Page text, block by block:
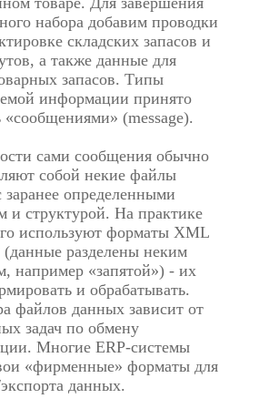
набора добавим проводки
складских запасов и
а также данные для
запасов. Типы
информации принято
«сообщениями» (message).
сами сообщения обычно
собой некие файлы
определенными
и структурой. На практике
используют форматы XML
разделены неким
например «запятой») - их
и обрабатывать.
файлов данных зависит от
задач по обмену
Многие ERP-системы
«фирменные» форматы для
данных.